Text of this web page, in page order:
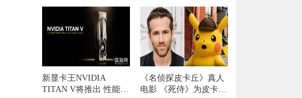
新显卡王NVIDIA
TITAN V将推出 性能提
《名侦探皮卡丘》真人
电影 《死侍》为皮卡丘